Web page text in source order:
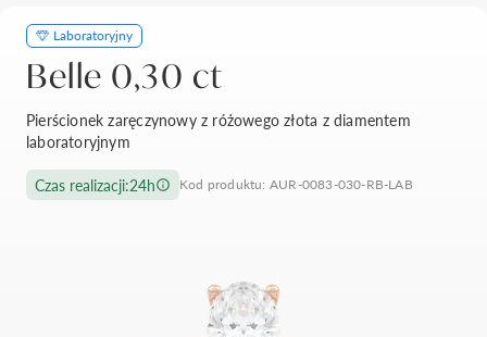
Pierścionki zaręczynowe
Pomocne
Korzyści z zakupu
Laboratoryjny
Belle 0,30 ct
Pierścionek zaręczynowy z różowego złota z diamentem
laboratoryjnym
Czas realizacji:24h Kod produktu: AUR-0083-030-RB-LAB